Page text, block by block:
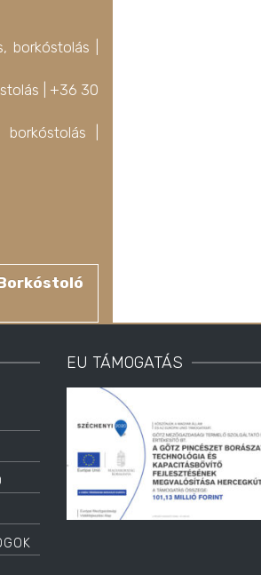
borkóstolás |
| +36 30
|
EU TÁMOGATÁS